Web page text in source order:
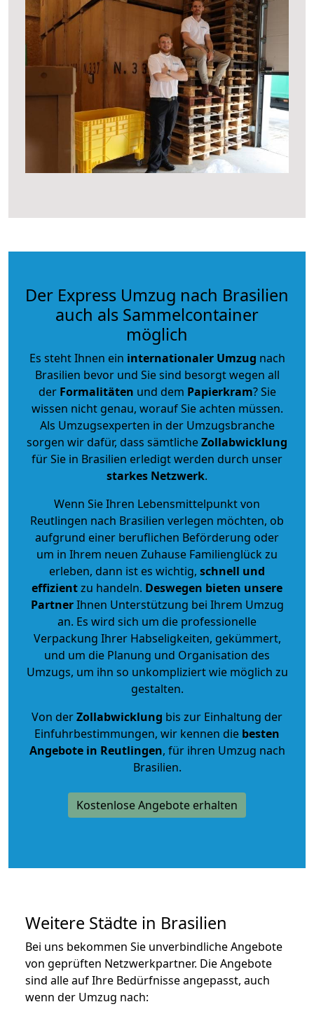
Der Express Umzug nach Brasilien
auch als Sammelcontainer
möglich
Es steht Ihnen ein internationaler Umzug nach
Brasilien bevor und Sie sind besorgt wegen all
der Formalitäten und dem Papierkram? Sie
wissen nicht genau, worauf Sie achten müssen.
Als Umzugsexperten in der Umzugsbranche
sorgen wir dafür, dass sämtlicheZollabwicklung
für Sie in Brasilien erledigt werden durch unser
starkes Netzwerk.
Wenn Sie Ihren Lebensmittelpunkt von
Reutlingen nach Brasilien verlegen möchten, ob
aufgrund einer beruflichen Beförderung oder
um in Ihrem neuen Zuhause Familienglück zu
erleben, dann ist es wichtig, schnell und
effizientzu handeln. Deswegen bieten unsere
PartnerIhnen Unterstützung bei Ihrem Umzug
an. Es wird sich um die professionelle
Verpackung Ihrer Habseligkeiten, gekümmert,
und um die Planung und Organisation des
Umzugs, um ihn so unkompliziert wie möglich zu
gestalten.
Von derZollabwicklung bis zur Einhaltung der
Einfuhrbestimmungen, wir kennen die besten
Angebote in Reutlingen, für ihren Umzug nach
Brasilien.
Kostenlose Angebote erhalten
Weitere Städte in Brasilien
Bei uns bekommen Sie unverbindliche Angebote
von geprüften Netzwerkpartner. Die Angebote
sind alle auf Ihre Bedürfnisse angepasst, auch
wenn der Umzug nach: